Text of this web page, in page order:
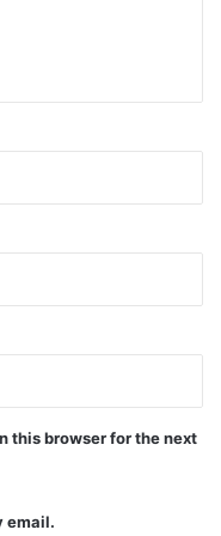
this browser for the next
email.